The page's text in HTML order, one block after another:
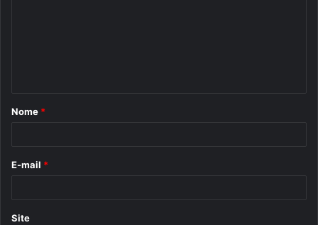
r
Nome *
E-mail *
Site